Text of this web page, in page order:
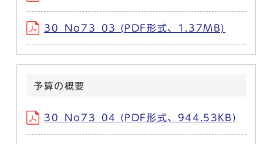
30_No73_03 (PDF形式、1.37MB)
予算の概要
30_No73_04 (PDF形式、944.53KB)